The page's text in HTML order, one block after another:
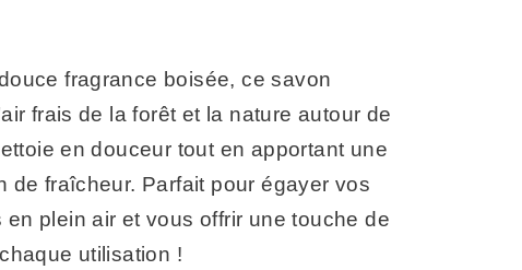
fragrance boisée, ce savon
frais de la forêt et la nature autour de
en douceur tout en apportant une
de fraîcheur. Parfait pour égayer vos
en plein air et vous offrir une touche de
utilisation !